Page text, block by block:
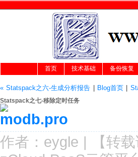
首页 技术基础 备份恢复
« Statspack之六-生成分析报告 Blog首页|
Statspack之七-移除定时任务
作者： eygle | 【转